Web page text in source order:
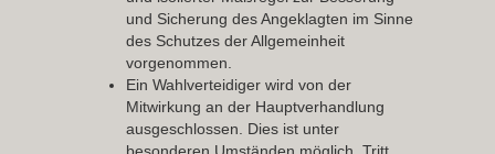
und Sicherung des Angeklagten im Sinne
des Schutzes der Allgemeinheit
vorgenommen.
Ein Wahlverteidiger wird von der
Mitwirkung an der Hauptverhandlung
ausgeschlossen . Dies ist unter
besonderen Umständen möglich. Tritt